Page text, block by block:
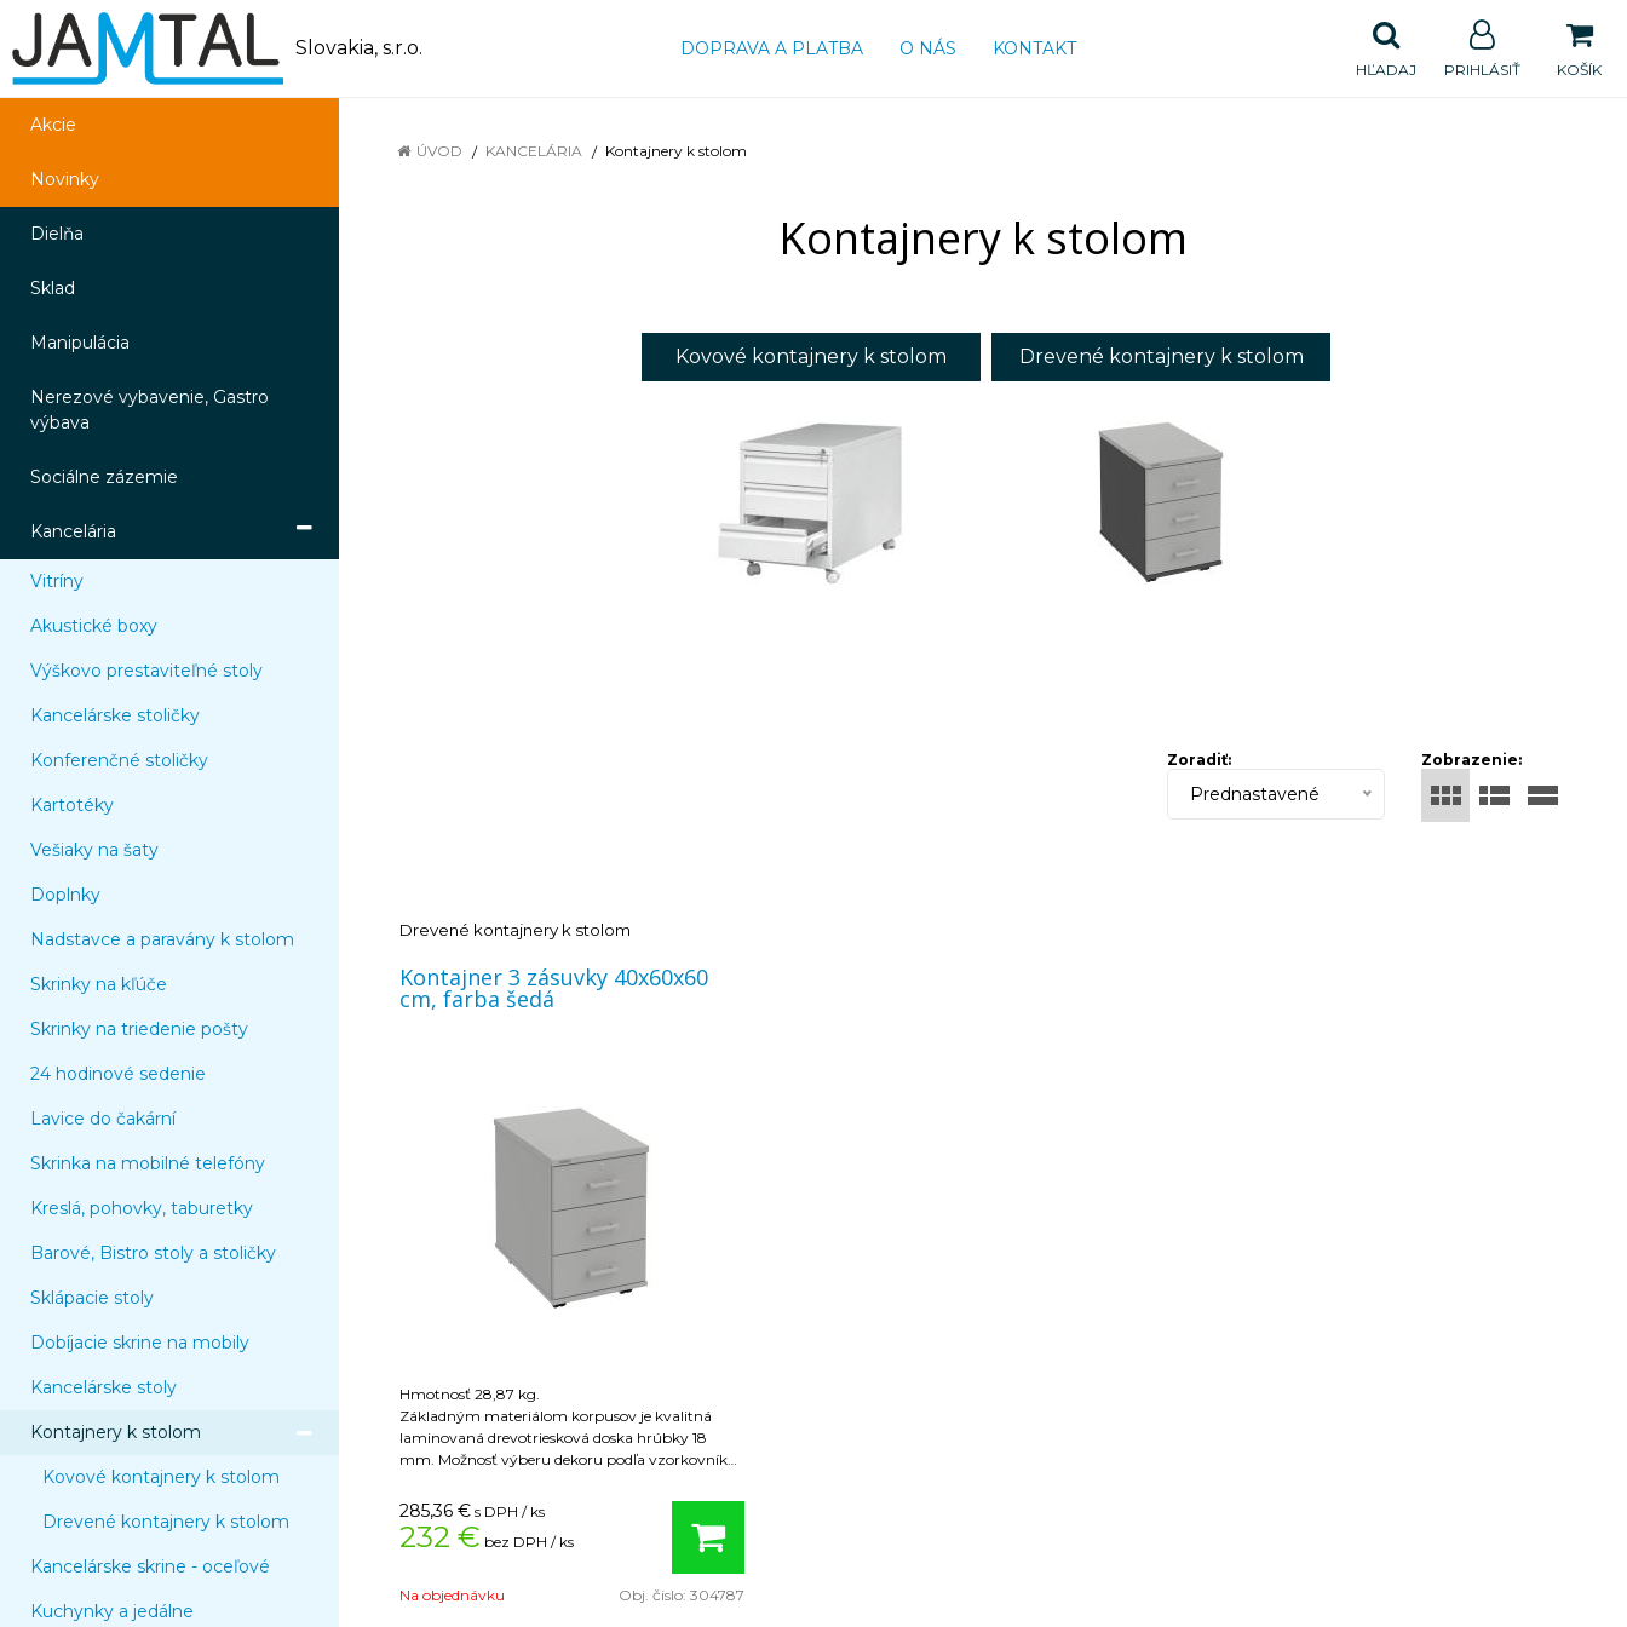
Slovakia, s.r.o. DOPRAVA A PLATBA O NÁS KONTAKT
KOŠÍK
PRIHLÁSIŤ
HĽADAJ
Akcie
Novinky
Dielňa
Sklad
Manipulácia
Nerezové vybavenie, Gastro
výbava
Sociálne zázemie
Kancelária
Vitríny
Akustické boxy
Výškovo prestaviteľné stoly
Kancelárske stoličky
Konferenčné stoličky
Kartotéky
Vešiaky na šaty
Doplnky
Nadstavce a paravány k stolom
Skrinky na kľúče
Skrinky na triedenie pošty
24 hodinové sedenie
Lavice do čakární
Skrinka na mobilné telefóny
Kreslá, pohovky, taburetky
Barové, Bistro stoly a stoličky
Sklápacie stoly
Dobíjacie skrine na mobily
Kancelárske stoly
Kontajnery k stolom
Kovové kontajnery k stolom
Drevené kontajnery k stolom
Kancelárske skrine - oceľové
Kuchynky a jedálne
ÚVOD KANCELÁRIA Kontajnery k stolom
Kontajnery k stolom
Kovové kontajnery k stolom Drevené kontajnery k stolom
Zobrazenie:
Zoradiť:
Prednastavené
Drevené kontajnery k stolom
Kontajner 3 zásuvky 40x60x60
cm, farba šedá
Hmotnosť 28,87 kg.
Základným materiálom korpusov je kvalitná
laminovaná drevotriesková doska hrúbky 18
mm. Možnosť výberu dekoru podľa vzorkovníka.
horný diel korpusu dosku, ktorej hrúbka je 25
mm. Kvalitnou ochranou proti poškodeniu je tiež
2mm ABS hrana na hornom aj spodnom dieli
súčasne tak uzamknete aj všetky ostatné.
285,36 € s DPH / ks
232 € bez DPH / ks
Na objednávku Obj. čislo: 304787